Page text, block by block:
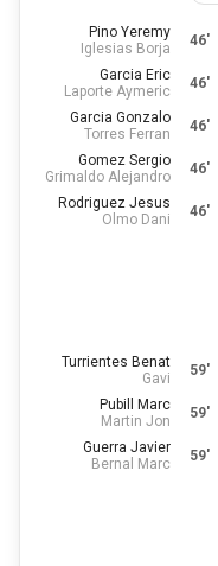
46'
Pino Yeremy
Iglesias Borja
46'
Garcia Eric
Laporte Aymeric
46'
Garcia Gonzalo
Torres Ferran
46'
Gomez Sergio
Grimaldo Alejandro
46'
Rodriguez Jesus
Olmo Dani
59'
Turrientes Benat
Gavi
59'
Pubill Marc
Martin Jon
59'
Guerra Javier
Bernal Marc